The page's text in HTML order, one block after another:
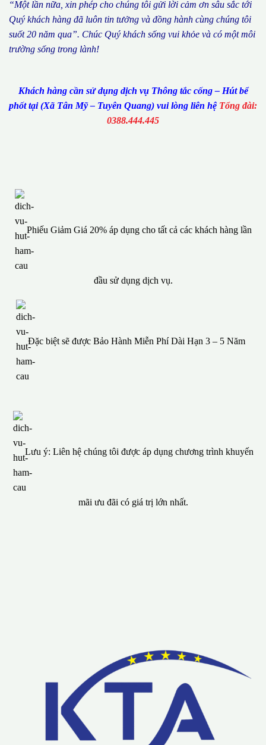
“Một lần nữa, xin phép cho chúng tôi gửi lời cảm ơn sâu sắc tới
Quý khách hàng đã luôn tin tưởng và đồng hành cùng chúng tôi
suốt 20 năm qua”. Chúc Quý khách sống vui khỏe và có một môi
trường sống trong lành!
Khách hàng cần sử dụng dịch vụ Thông tắc cống – Hút bể
phốt tại (Xã Tân Mỹ – Tuyên Quang) vui lòng liên hệ Tổng đài:
0388.444.445
Phiếu Giảm Giá 20% áp dụng cho tất cả các khách hàng lần
đầu sử dụng dịch vụ.
Đặc biệt sẽ được Bảo Hành Miễn Phí Dài Hạn 3 – 5 Năm